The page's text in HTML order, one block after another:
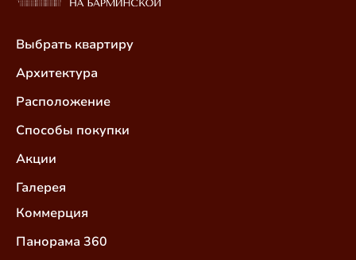
Выбрать квартиру
Архитектура
Расположение
Способы покупки
Акции
Галерея
Коммерция
Панорама 360